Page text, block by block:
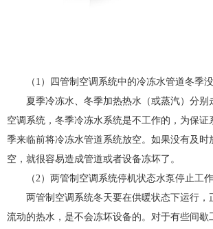
（1）四管制空调系统中的冷冻水管道冬季
夏季冷冻水、冬季加热热水（或蒸汽）分别
空调系统，冬季冷冻水系统是不工作的，为保证
季来临前将冷冻水管道系统放空。如果没有及时
空，就很容易造成管道或者设备冻坏了。
（2）两管制空调系统停机状态水泵停止工作
两管制空调系统冬天要在供暖状态下运行，
流动的热水，是不会冻坏设备的。对于有些间歇